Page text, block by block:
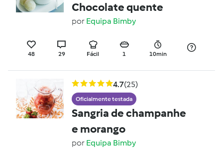
Chocolate quente
por Equipa Bimby
48 29 Fácil 1 10min
4.7(25)
Oficialmente testada
Sangria de champanhe
e morango
por Equipa Bimby